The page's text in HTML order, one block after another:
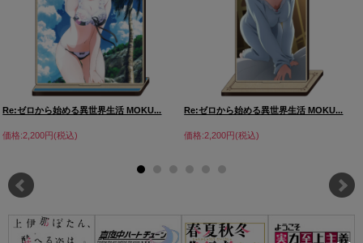
Re:ゼロから始める異世界生活 MOKU...
価格:2,200円(税込)
Re:ゼロから始める異世界生活 MOKU...
価格:2,200円(税込)